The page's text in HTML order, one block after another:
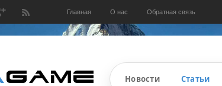
Новости Статьи
Главная О нас Обратная связь